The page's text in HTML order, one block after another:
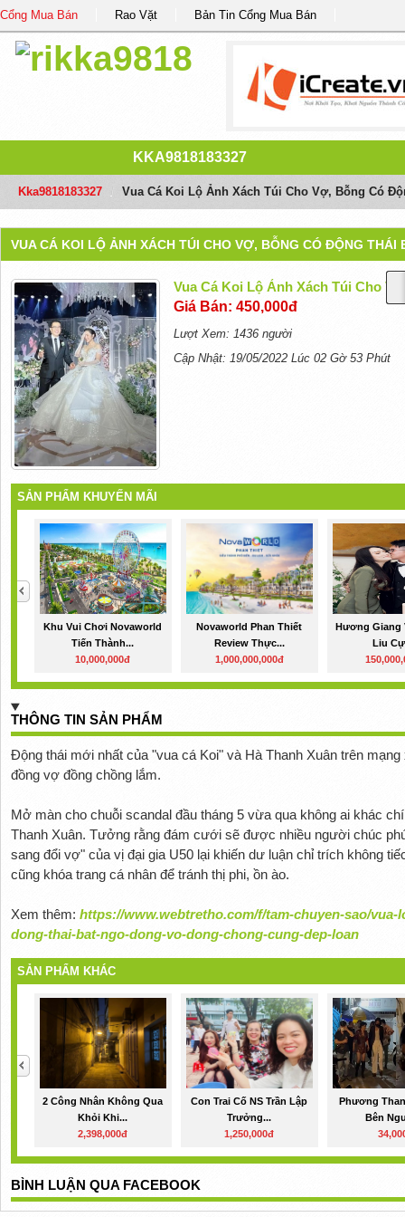
Cổng Mua Bán Rao Vặt Bản Tin Cổng Mua Bán
KKA9818183327
Kka9818183327 Vua Cá Koi Lộ Ảnh Xách Túi Cho Vợ, Bỗng Có
VUA CÁ KOI LỘ ẢNH XÁCH TÚI CHO VỢ, BỖNG CÓ ĐỘNG THÁI
Vua Cá Koi Lộ Ảnh Xách Túi Cho
Giá Bán: 450,000đ
Lượt Xem: 1436 người
Cập Nhật: 19/05/2022 Lúc 02 Gờ 53 Phút
SẢN PHẨM KHUYẾN MÃI
Khu Vui Chơi Novaworld
Tiến Thành...
10,000,000đ
Novaworld Phan Thiết
Review Thực...
1,000,000,000đ
Hương Giang
Liu
THÔNG TIN SẢN PHẨM
Động thái mới nhất của "vua cá Koi" và Hà Thanh Xuân trên
đồng vợ đồng chồng lắm.
Mở màn cho chuỗi scandal đầu tháng 5 vừa qua không ai khác
Thanh Xuân. Tưởng rằng đám cưới sẽ được nhiều người chúc
sang đổi vợ" của vị đại gia U50 lại khiến dư luận chỉ trích không
cũng khóa trang cá nhân để tránh thị phi, ồn ào.
Xem thêm: https://www.webtretho.com/f/tam-chuyen-sao/
dong-thai-bat-ngo-dong-vo-dong-chong-cung-dep-loan
SẢN PHẨM KHÁC
2 Công Nhân Không Qua
Khỏi Khi...
2,398,000đ
Con Trai Cố NS Trần Lập
Trưởng...
1,250,000đ
Phương
Bên
BÌNH LUẬN QUA FACEBOOK